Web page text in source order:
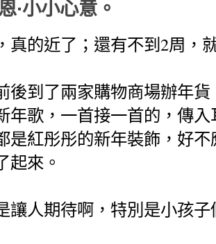
·小小心意。
真的近了；還有不到2周，
後到了兩家購物商場辦年
年歌，一首接一首的，傳
是紅彤彤的新年裝飾，好
起來。
讓人期待啊，特別是小孩子